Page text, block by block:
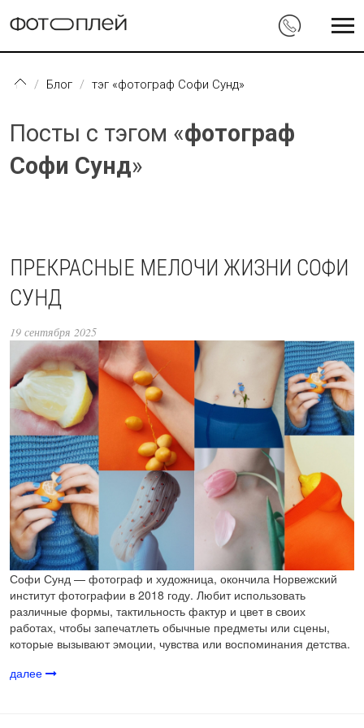
Блог тэг «фотограф Софи Сунд»
Посты с тэгом «фотограф
Софи Сунд»
ПРЕКРАСНЫЕ МЕЛОЧИ ЖИЗНИ СОФИ
СУНД
19 сентября 2025
Софи Сунд — фотограф и художница, окончила Норвежский
институт фотографии в 2018 году. Любит использовать
различные формы, тактильность фактур и цвет в своих
работах, чтобы запечатлеть обычные предметы или сцены,
которые вызывают эмоции, чувства или воспоминания детства.
далее